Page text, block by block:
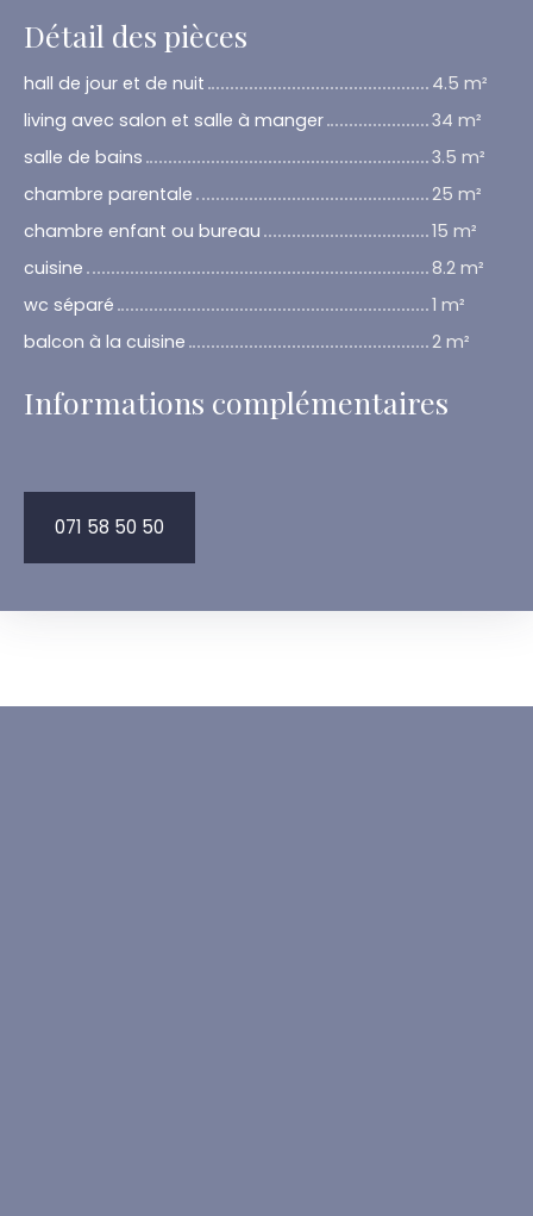
Détail des pièces
hall de jour et de nuit
4.5 m²
living avec salon et salle à manger
34 m²
salle de bains
3.5 m²
chambre parentale
25 m²
chambre enfant ou bureau
15 m²
cuisine
8.2 m²
wc séparé
1 m²
balcon à la cuisine
2 m²
Informations complémentaires
071 58 50 50